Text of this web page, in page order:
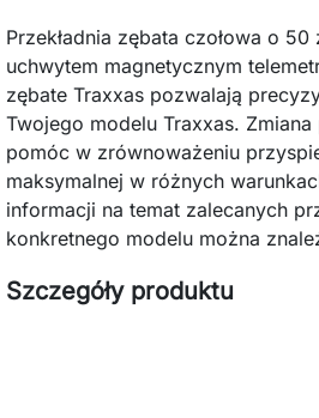
Przekładnia zębata czołowa o
uchwytem magnetycznym
zębate Traxxas pozwalają
Twojego modelu Traxxas. Zmiana
pomóc w zrównoważeniu
maksymalnej w różnych
informacji na temat zalecanych
konkretnego modelu można
Szczegóły produktu